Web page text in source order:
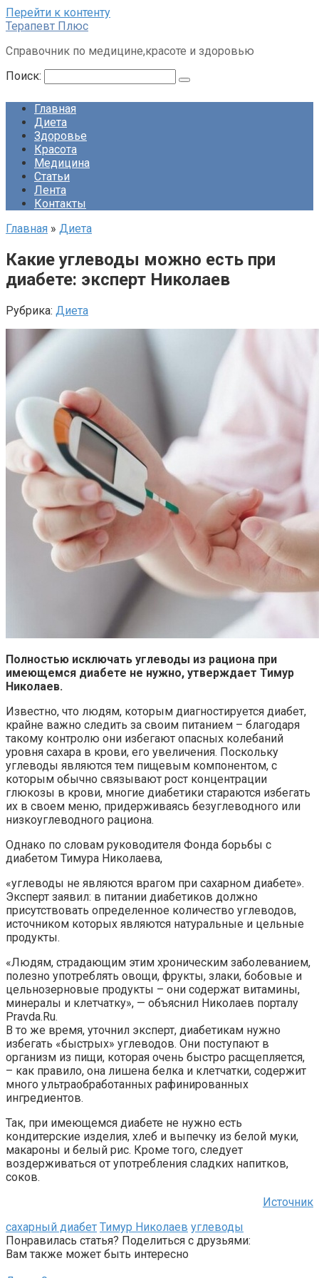
Перейти к контенту
Терапевт Плюс
Справочник по медицине,красоте и здоровью
Поиск:
Главная
Диета
Здоровье
Красота
Медицина
Статьи
Лента
Контакты
Главная » Диета
Какие углеводы можно есть при
диабете: эксперт Николаев
Рубрика: Диета
Полностью исключать углеводы из рациона при
имеющемся диабете не нужно, утверждает Тимур
Николаев.
Известно, что людям, которым диагностируется диабет,
крайне важно следить за своим питанием – благодаря
такому контролю они избегают опасных колебаний
уровня сахара в крови, его увеличения. Поскольку
углеводы являются тем пищевым компонентом, с
которым обычно связывают рост концентрации
глюкозы в крови, многие диабетики стараются избегать
их в своем меню, придерживаясь безуглеводного или
низкоуглеводного рациона.
Однако по словам руководителя Фонда борьбы с
диабетом Тимура Николаева,
«углеводы не являются врагом при сахарном диабете».
Эксперт заявил: в питании диабетиков должно
присутствовать определенное количество углеводов,
источником которых являются натуральные и цельные
продукты.
«Людям, страдающим этим хроническим заболеванием,
полезно употреблять овощи, фрукты, злаки, бобовые и
цельнозерновые продукты – они содержат витамины,
минералы и клетчатку», — объяснил Николаев порталу
Pravda.Ru.
В то же время, уточнил эксперт, диабетикам нужно
избегать «быстрых» углеводов. Они поступают в
организм из пищи, которая очень быстро расщепляется,
– как правило, она лишена белка и клетчатки, содержит
много ультраобработанных рафинированных
ингредиентов.
Так, при имеющемся диабете не нужно есть
кондитерские изделия, хлеб и выпечку из белой муки,
макароны и белый рис. Кроме того, следует
воздерживаться от употребления сладких напитков,
соков.
Источник
сахарный диабет Тимур Николаев углеводы
Понравилась статья? Поделиться с друзьями:
Вам также может быть интересно